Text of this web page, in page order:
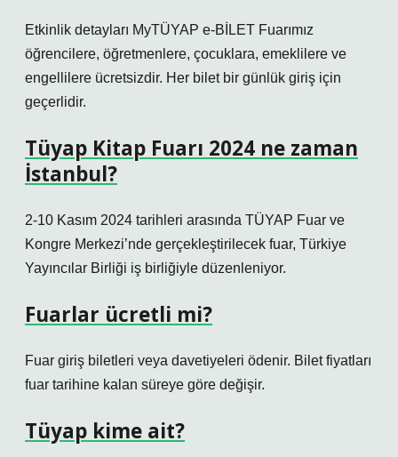
Etkinlik detayları MyTÜYAP e-BİLET Fuarımız
öğrencilere, öğretmenlere, çocuklara, emeklilere ve
engellilere ücretsizdir. Her bilet bir günlük giriş için
geçerlidir.
Tüyap Kitap Fuarı 2024 ne zaman
İstanbul?
2-10 Kasım 2024 tarihleri ​​arasında TÜYAP Fuar ve
Kongre Merkezi’nde gerçekleştirilecek fuar, Türkiye
Yayıncılar Birliği iş birliğiyle düzenleniyor.
Fuarlar ücretli mi?
Fuar giriş biletleri veya davetiyeleri ödenir. Bilet fiyatları
fuar tarihine kalan süreye göre değişir.
Tüyap kime ait?